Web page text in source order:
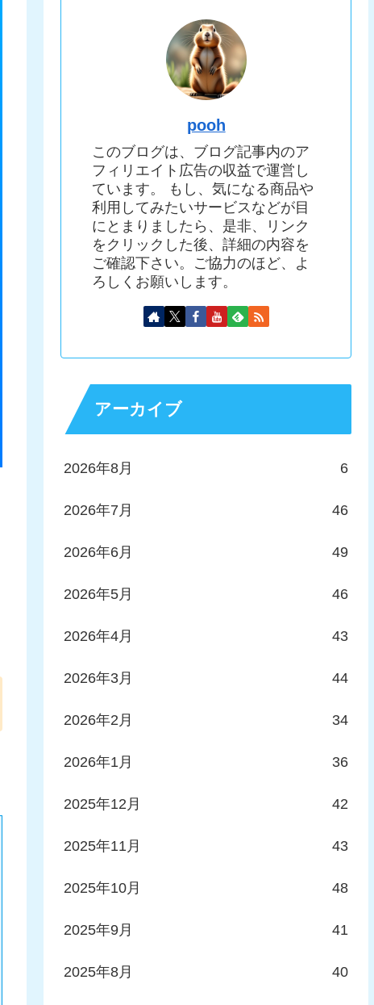
pooh
このブログは、ブログ記事内のア
フィリエイト広告の収益で運営し
ています。 もし、気になる商品や
利用してみたいサービスなどが目
にとまりましたら、是非、リンク
をクリックした後、詳細の内容を
ご確認下さい。ご協力のほど、よ
ろしくお願いします。
アーカイブ
2026年8月 6
2026年7月 46
2026年6月 49
2026年5月 46
2026年4月 43
2026年3月 44
2026年2月 34
2026年1月 36
2025年12月 42
2025年11月 43
2025年10月 48
2025年9月 41
2025年8月 40